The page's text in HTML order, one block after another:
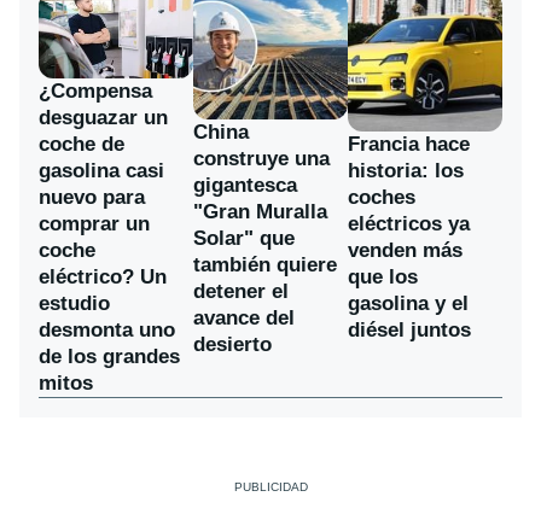
¿Compensa
desguazar un
coche de
gasolina casi
nuevo para
comprar un
coche
eléctrico? Un
estudio
desmonta uno
de los grandes
mitos
China
construye una
gigantesca
"Gran Muralla
Solar" que
también quiere
detener el
avance del
desierto
Francia hace
historia: los
coches
eléctricos ya
venden más
que los
gasolina y el
diésel juntos